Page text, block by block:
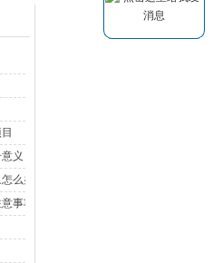
义
么办
事项